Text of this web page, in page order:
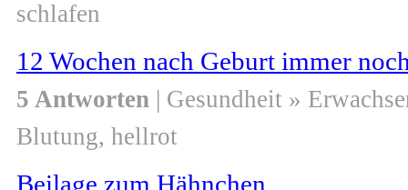
schlafen
12 Wochen nach Geburt immer
5 Antworten | Gesundheit »
Blutung, hellrot
Beilage zum Hähnchen